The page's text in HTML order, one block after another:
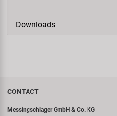
Downloads
CONTACT
Messingschlager GmbH & Co. KG